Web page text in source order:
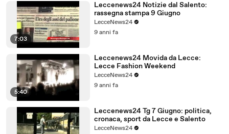
7:03
Leccenews24 Notizie dal Salento:
rassegna stampa 9 Giugno
LecceNews24
9 anni fa
5:40
Leccenews24 Movida da Lecce:
Lecce Fashion Weekend
LecceNews24
9 anni fa
Leccenews24 Tg 7 Giugno: politica,
cronaca, sport da Lecce e Salento
LecceNews24